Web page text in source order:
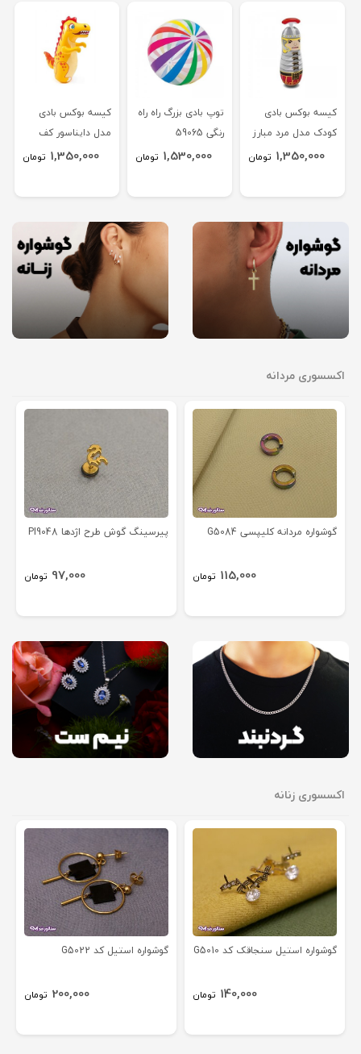
کیسه بوکس بادی
کودک مدل مرد مبارز
52288
1,350,000 تومان
توپ بادی بزرگ راه راه
رنگی 59065
1,530,000 تومان
کیسه بوکس بادی
مدل دایناسور کف
آبی 446691,350,000 تومان
اکسسوری مردانه
گوشواره مردانه کلیپسی G5084
115,000 تومان
پیرسینگ گوش طرح اژدها PI9048
97,000 تومان
اکسسوری زنانه
گوشواره استیل سنجاقک کد G5010
140,000 تومان
گوشواره استیل کد G5022
200,000 تومان